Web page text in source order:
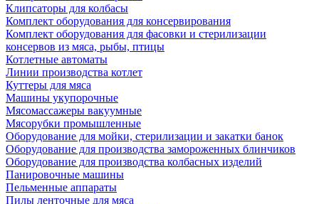
Клипсаторы для колбасы
Комплект оборудования для консервирования
Комплект оборудования для фасовки и стерилизации
консервов из мяса, рыбы, птицы
Котлетные автоматы
Линии производства котлет
Куттеры для мяса
Машины укупорочные
Мясомассажеры вакуумные
Мясорубки промышленные
Оборудование для мойки, стерилизации и закатки банок
Оборудование для производства замороженных блинчиков
Оборудование для производства колбасных изделий
Панировочные машины
Пельменные аппараты
Пилы ленточные для мяса